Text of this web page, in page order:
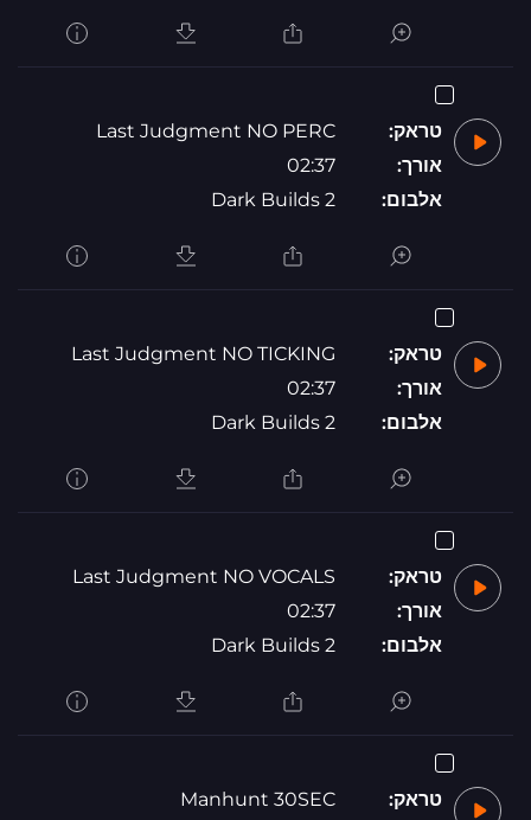
טראק:
Last Judgment NO PERC
אורך:
02:37
אלבום:
Dark Builds 2
טראק:
Last Judgment NO TICKING
אורך:
02:37
אלבום:
Dark Builds 2
טראק:
Last Judgment NO VOCALS
אורך:
02:37
אלבום:
Dark Builds 2
טראק:
Manhunt 30SEC